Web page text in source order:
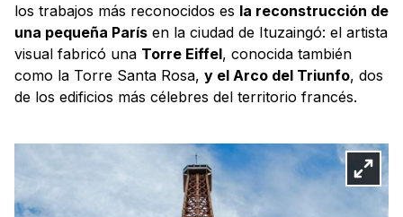
los trabajos más reconocidos es la reconstrucción de
una pequeña París en la ciudad de Ituzaingó: el artista
visual fabricó una Torre Eiffel, conocida también
como la Torre Santa Rosa, y el Arco del Triunfo, dos
de los edificios más célebres del territorio francés.